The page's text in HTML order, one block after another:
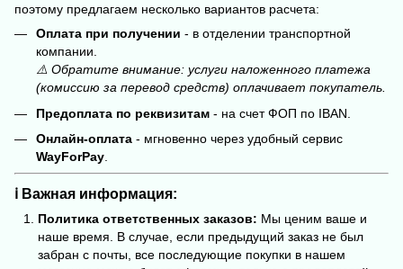
поэтому предлагаем несколько вариантов расчета:
Оплата при получении - в отделении транспортной
компании.
⚠️ Обратите внимание: услуги наложенного платежа
(комиссию за перевод средств) оплачивает покупатель.
Предоплата по реквизитам - на счет ФОП по IBAN.
Онлайн-оплата - мгновенно через удобный сервис
WayForPay
ℹ️ Важная информация:
Политика ответственных заказов: Мы ценим ваше и
наше время. В случае, если предыдущий заказ не был
забран с почты, все последующие покупки в нашем